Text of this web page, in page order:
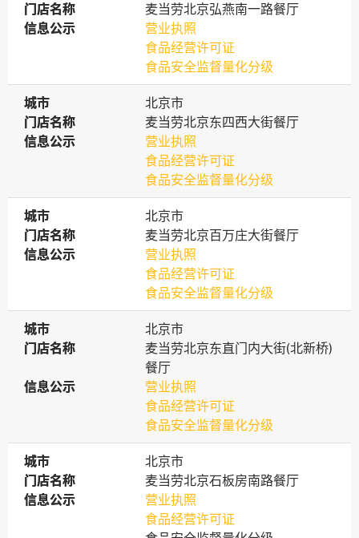
门店名称
门店名称
麦当劳北京弘燕南一路餐厅
信息公示
信息公示
营业执照
食品经营许可证
食品安全监督量化分级
城市
城市
北京市
门店名称
门店名称
麦当劳北京东四西大街餐厅
信息公示
信息公示
营业执照
食品经营许可证
食品安全监督量化分级
城市
城市
北京市
门店名称
门店名称
麦当劳北京百万庄大街餐厅
信息公示
信息公示
营业执照
食品经营许可证
食品安全监督量化分级
城市
城市
北京市
门店名称
门店名称
麦当劳北京东直门内大街(北新桥)
餐厅
信息公示
信息公示
营业执照
食品经营许可证
食品安全监督量化分级
城市
城市
北京市
门店名称
门店名称
麦当劳北京石板房南路餐厅
信息公示
信息公示
营业执照
食品经营许可证